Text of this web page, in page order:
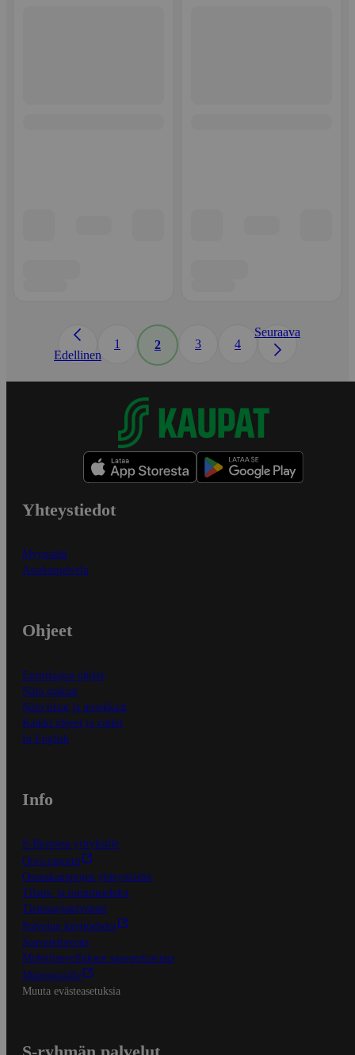
Edellinen
1 2 3 4
Seuraava
Yhteystiedot
Myymälät
Asiakaspalvelu
Ohjeet
Ensitilaajan ohjeet
Näin maksat
Näin tilaat ja muokkaat
Kaikki ohjeet ja vinkit
In English
Info
S-Business yrityksille
Oiva-raportit
Osuuskauppojen yhteystiedot
Tilaus- ja toimitusehdot
Tietosuojakäytäntö
Palvelun käyttöehdot
Saavutettavuus
Mobiilisovelluksen saavutettavuus
Mainostajalle
Muuta evästeasetuksia